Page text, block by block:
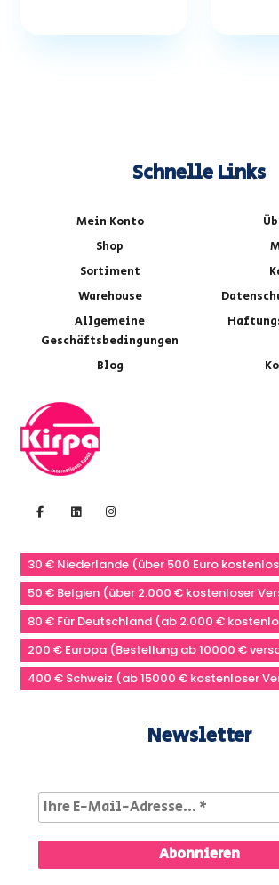
Schnelle Links
Mein Konto
Shop
Sortiment
Warehouse
Allgemeine
Geschäftsbedingungen
Blog
30 € Niederlande (über 500 Euro
50 € Belgien (über 2.000 € kostenloser
80 € Für Deutschland (ab 2.000 €
200 € Europa (Bestellung ab 10000 €
400 € Schweiz (ab 15000 € kostenloser
Newsletter